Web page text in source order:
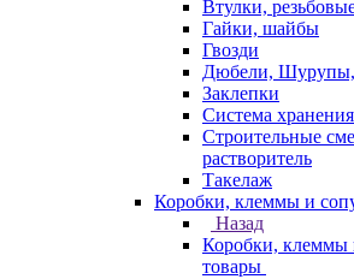
Втулки,
Гайки, шайбы
Гвозди
Дюбели, Шурупы,
Заклепки
Система
Строительные
растворитель
Такелаж
Коробки, клеммы и
Назад
Коробки, клеммы
товары